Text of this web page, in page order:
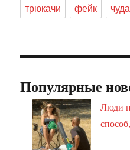
трюкачи
фейк
Популярные
Люди